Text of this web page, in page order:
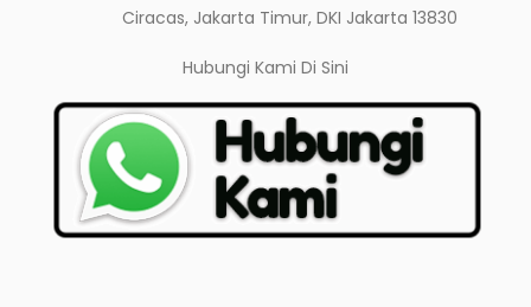
Ciracas, Jakarta Timur, DKI Jakarta 13830
Hubungi Kami Di Sini